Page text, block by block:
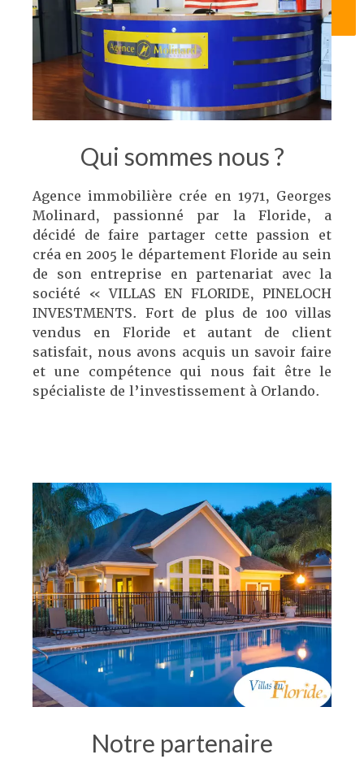
documentation
Nous contacter
Qui sommes nous ?
Agence immobilière crée en 1971, Georges
Molinard, passionné par la Floride, a
décidé de faire partager cette passion et
créa en 2005 le département Floride au sein
de son entreprise en partenariat avec la
société « VILLAS EN FLORIDE, PINELOCH
INVESTMENTS. Fort de plus de 100 villas
vendus en Floride et autant de client
satisfait, nous avons acquis un savoir faire
et une compétence qui nous fait être le
spécialiste de l’investissement à Orlando.
Notre partenaire